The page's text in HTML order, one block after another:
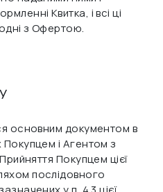
Квитка, і всі ці
з Офертою.
основним документом в
Покупцем і Агентом з
Покупцем цієї
послідовного